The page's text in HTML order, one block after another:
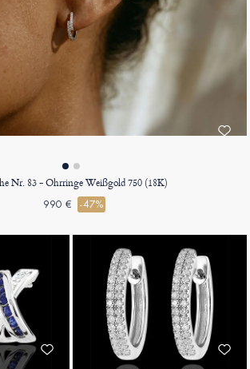
Nr. 83 - Ohrringe Weißgold 750 (18K)
990 € -47%